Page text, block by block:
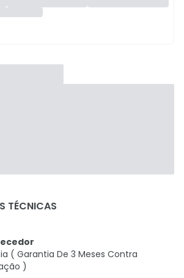
TÉCNICAS
( Garantia De 3 Meses Contra
)